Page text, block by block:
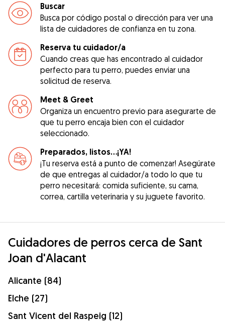
Buscar
Busca por código postal o dirección para ver una
lista de cuidadores de confianza en tu zona.
Reserva tu cuidador/a
Cuando creas que has encontrado al cuidador
perfecto para tu perro, puedes enviar una
solicitud de reserva.
Meet & Greet
Organiza un encuentro previo para asegurarte de
que tu perro encaja bien con el cuidador
seleccionado.
Preparados, listos...¡YA!
¡Tu reserva está a punto de comenzar! Asegúrate
de que entregas al cuidador/a todo lo que tu
perro necesitará: comida suficiente, su cama,
correa, cartilla veterinaria y su juguete favorito.
Cuidadores de perros cerca de Sant
Joan d'Alacant
Alicante (84)
Elche (27)
Sant Vicent del Raspeig (12)